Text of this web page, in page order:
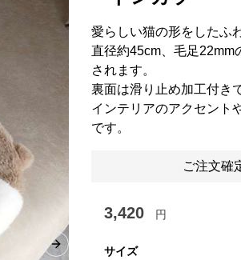
Next slide
愛らしい猫の形をしたふ
直径約45cm、毛足22mm
されます。
裏面は滑り止め加工付き
インテリアのアクセント
です。
ご注文確
3,420 円
サイズ